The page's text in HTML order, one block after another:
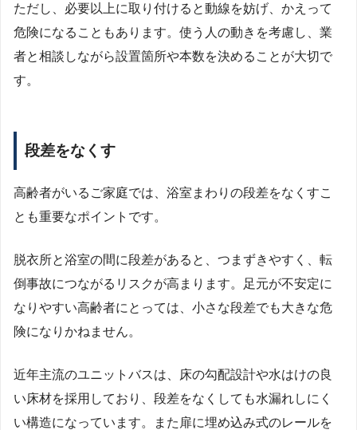
ただし、必要以上に取り付けると動線を妨げ、かえって
危険になることもあります。使う人の動きを考慮し、業
者と相談しながら設置箇所や本数を決めることが大切で
す。
段差をなくす
高齢者がいるご家庭では、浴室まわりの段差をなくすこ
とも重要なポイントです。
脱衣所と浴室の間に段差があると、つまずきやすく、転
倒事故につながるリスクが高まります。足元が不安定に
なりやすい高齢者にとっては、小さな段差でも大きな危
険になりかねません。
近年主流のユニットバスは、床の勾配設計や水はけの良
い床材を採用しており、段差をなくしても水漏れしにく
い構造になっています。また扉に埋め込み式のレールを